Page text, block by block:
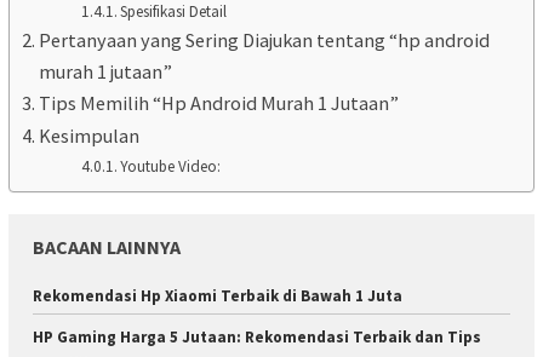
Spesifikasi Detail
Pertanyaan yang Sering Diajukan tentang “hp android
murah 1 jutaan”
Tips Memilih “Hp Android Murah 1 Jutaan”
Kesimpulan
Youtube Video:
BACAAN LAINNYA
Rekomendasi Hp Xiaomi Terbaik di Bawah 1 Juta
HP Gaming Harga 5 Jutaan: Rekomendasi Terbaik dan Tips